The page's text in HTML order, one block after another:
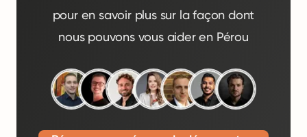
pour en savoir plus sur la façon dont
nous pouvons vous aider en Pérou